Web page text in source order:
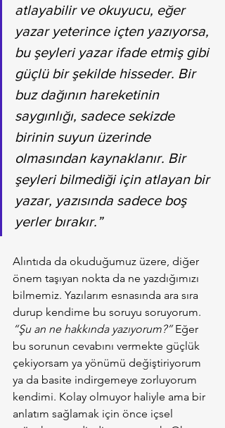
atlayabilir ve okuyucu, eğer
yazar yeterince içten yazıyorsa,
bu şeyleri yazar ifade etmiş gibi
güçlü bir şekilde hisseder. Bir
buz dağının hareketinin
saygınlığı, sadece sekizde
birinin suyun üzerinde
olmasından kaynaklanır. Bir
şeyleri bilmediği için atlayan bir
yazar, yazısında sadece boş
yerler bırakır.”
Alıntıda da okuduğumuz üzere, diğer
önem taşıyan nokta da ne yazdığımızı
bilmemiz. Yazılarım esnasında ara sıra
durup kendime bu soruyu soruyorum.
“Şu an ne hakkında yazıyorum?” Eğer
bu sorunun cevabını vermekte güçlük
çekiyorsam ya yönümü değiştiriyorum
ya da basite indirgemeye zorluyorum
kendimi. Kolay olmuyor haliyle ama bir
anlatım sağlamak için önce içsel